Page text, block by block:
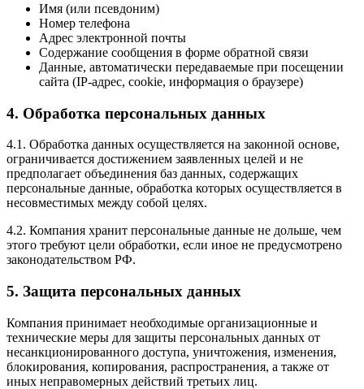
Имя (или псевдоним)
Номер телефона
Адрес электронной почты
Содержание сообщения в форме обратной связи
Данные, автоматически передаваемые при посещении
сайта (IP-адрес, cookie, информация о браузере)
4. Обработка персональных данных
4.1. Обработка данных осуществляется на законной основе,
ограничивается достижением заявленных целей и не
предполагает объединения баз данных, содержащих
персональные данные, обработка которых осуществляется в
несовместимых между собой целях.
4.2. Компания хранит персональные данные не дольше, чем
этого требуют цели обработки, если иное не предусмотрено
законодательством РФ.
5. Защита персональных данных
Компания принимает необходимые организационные и
технические меры для защиты персональных данных от
несанкционированного доступа, уничтожения, изменения,
блокирования, копирования, распространения, а также от
иных неправомерных действий третьих лиц.